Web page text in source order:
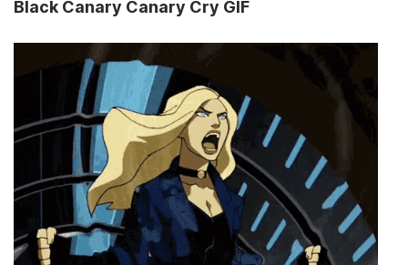
Black Canary Canary Cry GIF